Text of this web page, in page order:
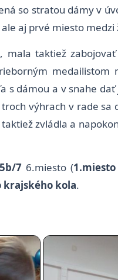
so stratou dámy v
aj prvé miesto
taktiež
dámou a v snahe
výhrach v rade
zvládla a
76.miesto (
krajského kola.